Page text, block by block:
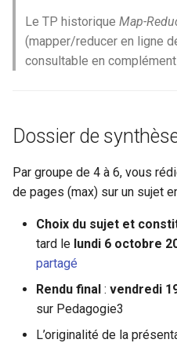
Le TP historique Map-
(mapper/reducer en ligne
consultable en complément
Dossier de
Par groupe de 4 à 6, vous
de pages (max) sur un sujet
Choix du sujet et
tard le lundi 6 octobre
partagé
Rendu final : vendredi
sur Pedagogie3
L’originalité de la